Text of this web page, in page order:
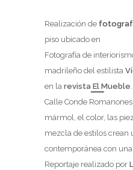
Realización de
piso ubicado en
Fotografía de
madrileño del estilista
en la revista El Mueble
Calle Conde
mármol, el color, las
mezcla de estilos crean
contemporánea con
Reportaje realizado por